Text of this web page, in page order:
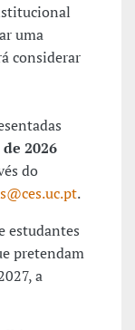
uma
considerar
2026
do
.
estudantes
pretendam
a